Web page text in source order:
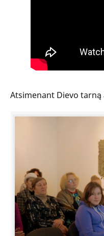
Atsimenant Dievo